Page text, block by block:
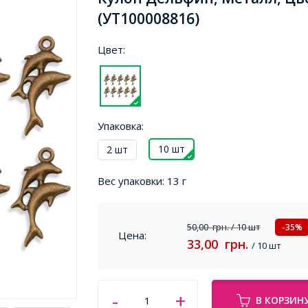
(УТ100008816)
Цвет:
Упаковка:
2 шт 10 шт
Вес упаковки: 13 г
Цена:
50,00грн./ 10 шт -35%
33,00 грн. / 10 шт
В